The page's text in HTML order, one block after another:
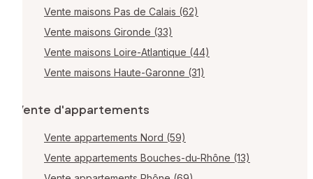
Vente maisons Pas de Calais (62)
Vente maisons Gironde (33)
Vente maisons Loire-Atlantique (44)
Vente maisons Haute-Garonne (31)
Vente d'appartements
Vente appartements Nord (59)
Vente appartements Bouches-du-Rhône (13)